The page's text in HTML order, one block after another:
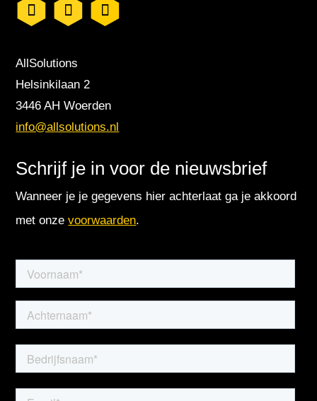
AllSolutions
Helsinkilaan 2
3446 AH Woerden
info@allsolutions.nl
Schrijf je in voor de nieuwsbrief
Wanneer je je gegevens hier achterlaat ga je akkoord
met onzevoorwaarden.